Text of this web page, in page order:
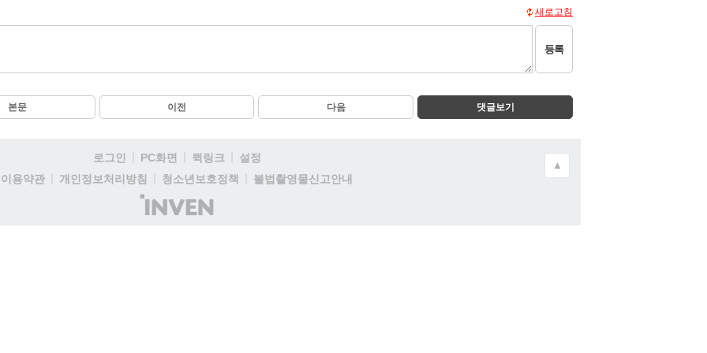
새로고침
등록
본문 이전 다음 댓글보기
로그인 PC화면 퀵링크
설정
이용약관
개인정보처리방침 청소년보호정책
불법촬영물신고안내
(주)
인
▲